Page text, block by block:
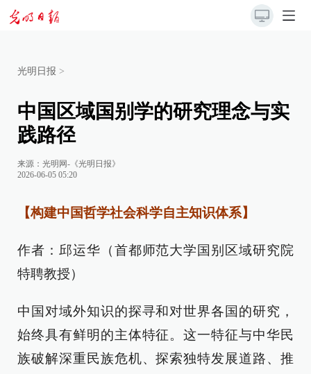
光明日报 >
中国区域国别学的研究理念与实
践路径
来源： 光明网-《光明日报》
2026-06-05 05:20
【构建中国哲学社会科学自主知识体系】
作者：邱运华（首都师范大学国别区域研究院
特聘教授）
中国对域外知识的探寻和对世界各国的研究，
始终具有鲜明的主体特征。这一特征与中华民
族破解深重民族危机、探索独特发展道路、推